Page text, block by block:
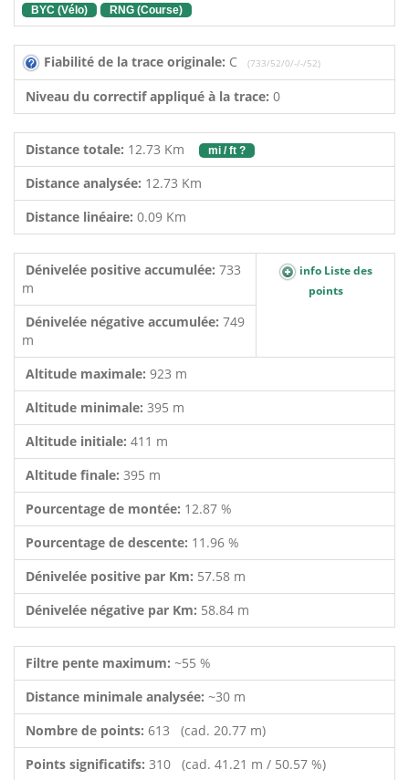
BYC (Vélo) RNG (Course)
Fiabilité de la trace originale: C (733/52/0/-/-/52)
Niveau du correctif appliqué à la trace: 0
Distance totale: 12.73 Km mi / ft ?
Distance analysée: 12.73 Km
Distance linéaire: 0.09 Km
Dénivelée positive accumulée: 733
m
info Liste des
points
Dénivelée négative accumulée: 749
m
Altitude maximale: 923 m
Altitude minimale: 395 m
Altitude initiale: 411 m
Altitude finale: 395 m
Pourcentage de montée: 12.87 %
Pourcentage de descente: 11.96 %
Dénivelée positive par Km: 57.58 m
Dénivelée négative par Km: 58.84 m
Filtre pente maximum: ~55 %
Distance minimale analysée: ~30 m
Nombre de points: 613 (cad. 20.77 m)
Points significatifs: 310 (cad. 41.21 m / 50.57 %)